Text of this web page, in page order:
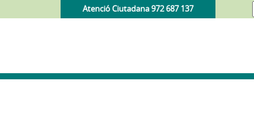
Atenció Ciutadana 972 687 137